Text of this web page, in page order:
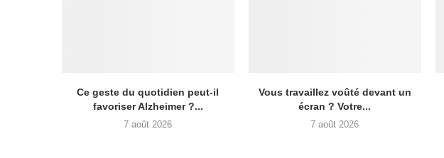
Ce geste du quotidien peut-il
favoriser Alzheimer ?...
7 août 2026
Vous travaillez voûté devant un
écran ? Votre...
7 août 2026